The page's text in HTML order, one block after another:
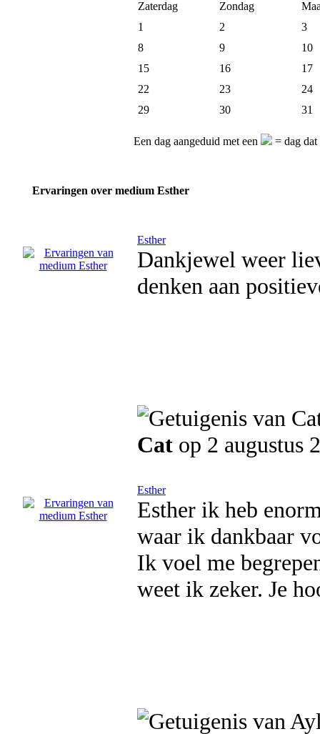
Zaterdag Zondag
1
2
3
8
9
10
15
16
17
22
23
24
29
30 31
Een dag aangeduid met een = dag dat
Ervaringen over medium Esther
Esther
Dankjewel weer
denken aan
Cat op 2 augustus
Esther
Esther ik heb
waar ik dankbaar
Ik voel me
weet ik zeker. Je